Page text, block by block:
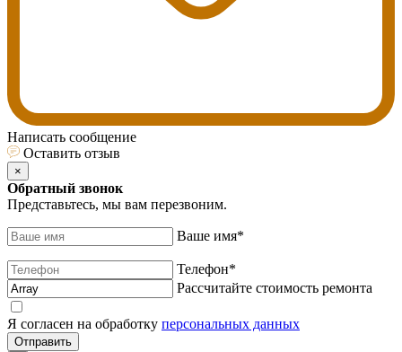
Написать сообщение
Оставить отзыв
×
Обратный звонок
Представьтесь, мы вам перезвоним.
Ваше имя*
Телефон*
Рассчитайте стоимость ремонта
Я согласен на обработку персональных данных